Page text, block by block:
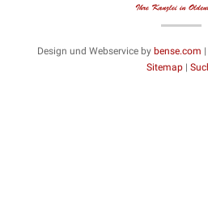
Design und Webservice by bense.com |
Sitemap|